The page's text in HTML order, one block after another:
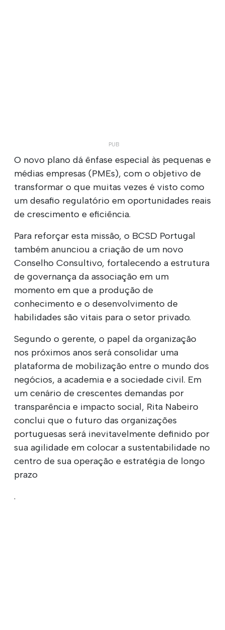
O novo plano dá ênfase especial às pequenas e
médias empresas (PMEs), com o objetivo de
transformar o que muitas vezes é visto como
um desafio regulatório em oportunidades reais
de crescimento e eficiência.
Para reforçar esta missão, o BCSD Portugal
também anunciou a criação de um novo
Conselho Consultivo, fortalecendo a estrutura
de governança da associação em um
momento em que a produção de
conhecimento e o desenvolvimento de
habilidades são vitais para o setor privado.
Segundo o gerente, o papel da organização
nos próximos anos será consolidar uma
plataforma de mobilização entre o mundo dos
negócios, a academia e a sociedade civil. Em
um cenário de crescentes demandas por
transparência e impacto social, Rita Nabeiro
conclui que o futuro das organizações
portuguesas será inevitavelmente definido por
sua agilidade em colocar a sustentabilidade no
centro de sua operação e estratégia de longo
prazo
.